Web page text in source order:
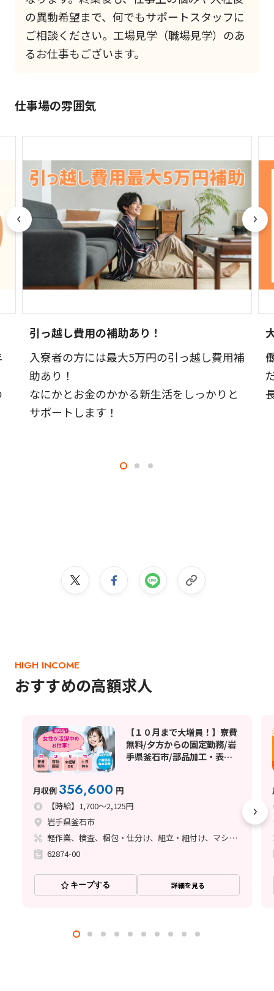
の異動希望まで、何でもサポートスタッフに
ご相談ください。工場見学（職場見学）のあ
るお仕事もございます。
仕事場の雰囲気
引っ越し費用の補助あり！
入寮者の方には最大5万円の引っ越し費用補
助あり！
なにかとお金のかかる新生活をしっかりと
サポートします！
HIGH INCOME
おすすめの高額求人
【１０月まで大増員！】寮費
無料/夕方からの固定勤務/岩
手県釜石市/部品加工・表面
月収例 356,600 円
【時給】1,700～2,125円
岩手県釜石市
軽作業、検査、梱包・仕分け、組立・組付け、マシンオペレーター、立ち作業
62874-00
キープする 詳細を見る